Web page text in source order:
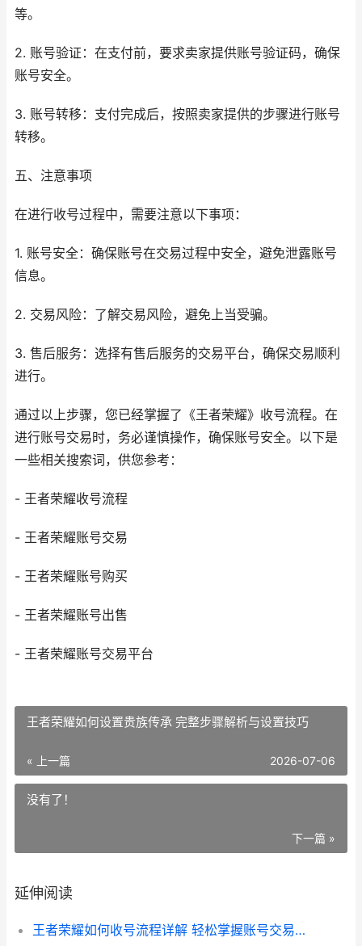
等。
2. 账号验证：在支付前，要求卖家提供账号验证码，确保
账号安全。
3. 账号转移：支付完成后，按照卖家提供的步骤进行账号
转移。
五、注意事项
在进行收号过程中，需要注意以下事项：
1. 账号安全：确保账号在交易过程中安全，避免泄露账号
信息。
2. 交易风险：了解交易风险，避免上当受骗。
3. 售后服务：选择有售后服务的交易平台，确保交易顺利
进行。
通过以上步骤，您已经掌握了《王者荣耀》收号流程。在
进行账号交易时，务必谨慎操作，确保账号安全。以下是
一些相关搜索词，供您参考：
- 王者荣耀收号流程
- 王者荣耀账号交易
- 王者荣耀账号购买
- 王者荣耀账号出售
- 王者荣耀账号交易平台
王者荣耀如何设置贵族传承 完整步骤解析与设置技巧
« 上一篇 2026-07-06
没有了！
下一篇 »
延伸阅读
王者荣耀如何收号流程详解 轻松掌握账号交易技巧